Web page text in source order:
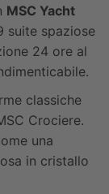
MSC Yacht
suite spaziose
24 ore al
classiche
Crociere.
una
in cristallo